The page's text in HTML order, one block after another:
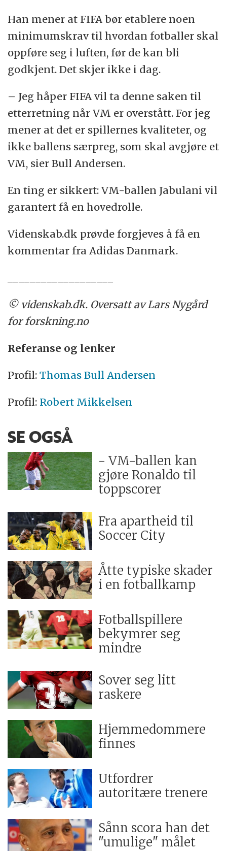
Han mener at FIFA bør etablere noen
minimumskrav til hvordan fotballer skal
oppføre seg i luften, før de kan bli
godkjent. Det skjer ikke i dag.
– Jeg håper FIFA vil ta denne saken til
etterretning når VM er overstått. For jeg
mener at det er spillernes kvaliteter, og
ikke ballens særpreg, som skal avgjøre et
VM, sier Bull Andersen.
En ting er sikkert: VM-ballen Jabulani vil
garantert få en hovedrolle.
Videnskab.dk prøvde forgjeves å få en
kommentar fra Adidas Danmark.
© videnskab.dk. Oversatt av Lars Nygård
for forskning.no
Referanse og lenker
Profil:Thomas Bull Andersen
Profil: Robert Mikkelsen
SE OGSÅ
- VM-ballen kan
gjøre Ronaldo til
toppscorer
Fra apartheid til
Soccer City
Åtte typiske skader
i en fotballkamp
Fotballspillere
bekymrer seg
mindre
Sover seg litt
raskere
Hjemmedommere
finnes
Utfordrer
autoritære trenere
Sånn scora han det
"umulige" målet